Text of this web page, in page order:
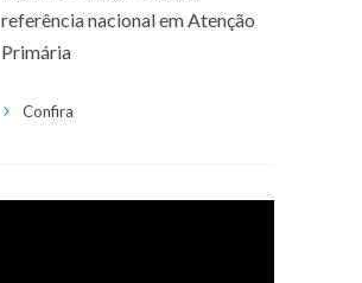
referência nacional em Atenção
Primária
Confira